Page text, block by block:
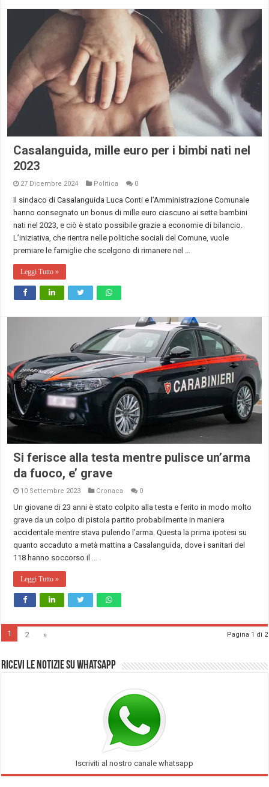
Casalanguida, mille euro per i bimbi nati nel
2023
27 Dicembre 2024 Politica 0
Il sindaco di Casalanguida Luca Conti e l’Amministrazione Comunale
hanno consegnato un bonus di mille euro ciascuno ai sette bambini
nati nel 2023, e ciò è stato possibile grazie a economie di bilancio.
L’iniziativa, che rientra nelle politiche sociali del Comune, vuole
premiare le famiglie che scelgono di rimanere nel …
Leggi Tutto »
Si ferisce alla testa mentre pulisce un’arma
da fuoco, e’ grave
10 Settembre 2023 Cronaca 0
Un giovane di 23 anni è stato colpito alla testa e ferito in modo molto
grave da un colpo di pistola partito probabilmente in maniera
accidentale mentre stava pulendo l’arma. Questa la prima ipotesi su
quanto accaduto a metà mattina a Casalanguida, dove i sanitari del
118 hanno soccorso il …
Leggi Tutto »
Pagina 1 di 2
1 2 »
Ricevi le notizie su Whatsapp
Iscriviti al nostro canale whatsapp